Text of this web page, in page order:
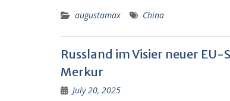
augustamax China
Russland im Visier neuer
Merkur
July 20, 2025